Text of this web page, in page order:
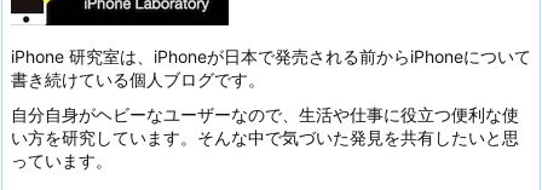
iPhone 研究室は、iPhoneが日本で発売される前からiPhoneについて
書き続けている個人ブログです。
自分自身がヘビーなユーザーなので、生活や仕事に役立つ便利な使
い方を研究しています。そんな中で気づいた発見を共有したいと思
っています。